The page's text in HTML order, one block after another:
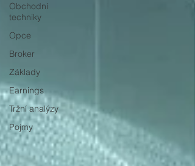
Obchodní
techniky
Opce
Broker
Základy
Earnings
Tržní analýzy
Pojmy